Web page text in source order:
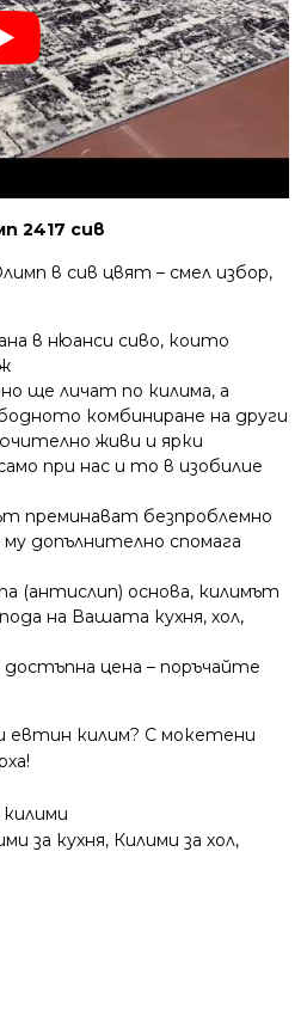
2417 сив
в сив цвят – смел избор,
в нюанси сиво, които
ще личат по килима, а
комбиниране на други
живи и ярки
при нас и то в изобилие
преминават безпроблемно
допълнително спомага
(антислип) основа, килимът
на Вашата кухня, хол,
цена – поръчайте
евтин килим? С мокетени
за кухня, Килими за хол,